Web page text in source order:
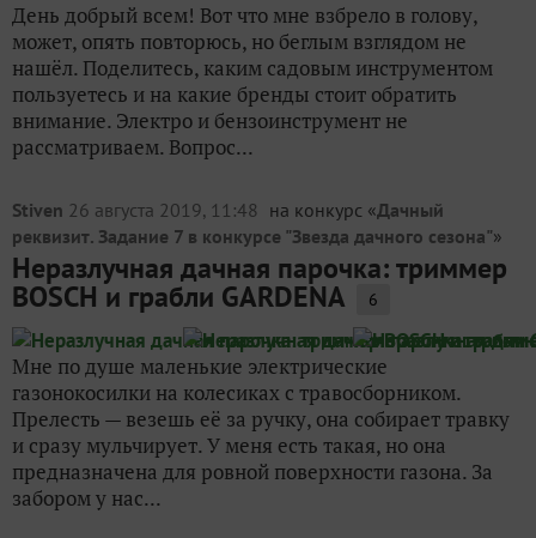
День добрый всем! Вот что мне взбрело в голову,
может, опять повторюсь, но беглым взглядом не
нашёл. Поделитесь, каким садовым инструментом
пользуетесь и на какие бренды стоит обратить
внимание. Электро и бензоинструмент не
рассматриваем. Вопрос...
Stiven 26 августа 2019, 11:48 на конкурс «Дачный
реквизит. Задание 7 в конкурсе "Звезда дачного сезона"»
Неразлучная дачная парочка: триммер
BOSCH и грабли GARDENA 6
Мне по душе маленькие электрические
газонокосилки на колесиках с травосборником.
Прелесть — везешь её за ручку, она собирает травку
и сразу мульчирует. У меня есть такая, но она
предназначена для ровной поверхности газона. За
забором у нас...